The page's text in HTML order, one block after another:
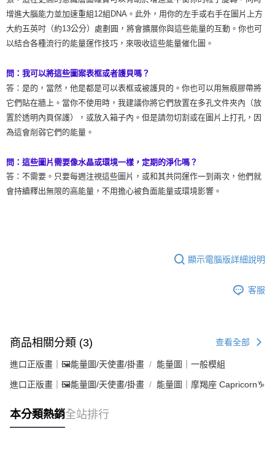
增進大腦能力並加速重組12組DNA。此外，用你的左手或右手在圖片上方
大約五英吋（約13公分）處劃圓，將會擴展你與這些能量的互動。你也可
以結合各種流行的能量運作技巧，來吸收這些能量催化圖。
問：我可以將這些圖案表框或者護貝嗎？
答：是的，當然，他是都是可以表框或被護貝的。你也可以用無痕膠帶將
它們貼在牆上。當你不使用時，我建議你將它們放置在多孔文件夾內（放
置於透明內頁保護），或放入箱子內。但是請勿切割或在圖片上打孔，因
為這會削弱它們的能量。
問：這些圖片需要像水晶或環境一樣，定期的淨化嗎？
答：不需要。只要每週注視這些圖片，或和其共同運作一到兩次，他們就
會持續釋出無限的高能量，不用擔心被負面能量或環境影響。
顯示電腦版詳細說明
客服
商品相關分類 (3) 查看全部
進口正版畫｜🖼️能量圖/天使畫/掛畫 能量圖｜一般模組
進口正版畫｜🖼️能量圖/天使畫/掛畫 能量圖｜摩羯座 Capricorn♑
本分類熱銷全站排行